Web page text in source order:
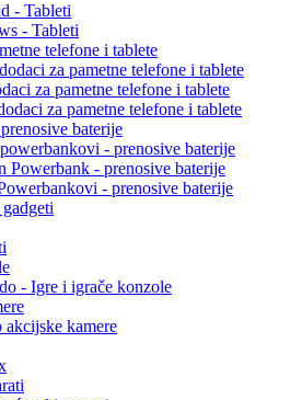
- Tableti
- Tableti
telefone i tablete
za pametne telefone i tablete
za pametne telefone i tablete
za pametne telefone i tablete
baterije
- prenosive baterije
Powerbank - prenosive baterije
- prenosive baterije
- Igre i igrače konzole
akcijske kamere